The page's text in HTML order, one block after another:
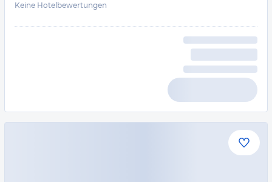
Keine Hotelbewertungen